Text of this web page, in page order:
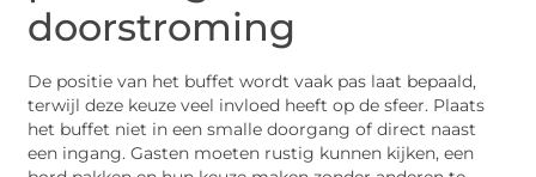
doorstroming
De positie van het buffet wordt vaak pas laat bepaald,
terwijl deze keuze veel invloed heeft op de sfeer. Plaats
het buffet niet in een smalle doorgang of direct naast
een ingang. Gasten moeten rustig kunnen kijken, een